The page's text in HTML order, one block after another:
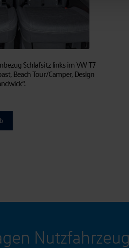
Schlafsitz links im VW T7
Beach Tour/Camper, Design